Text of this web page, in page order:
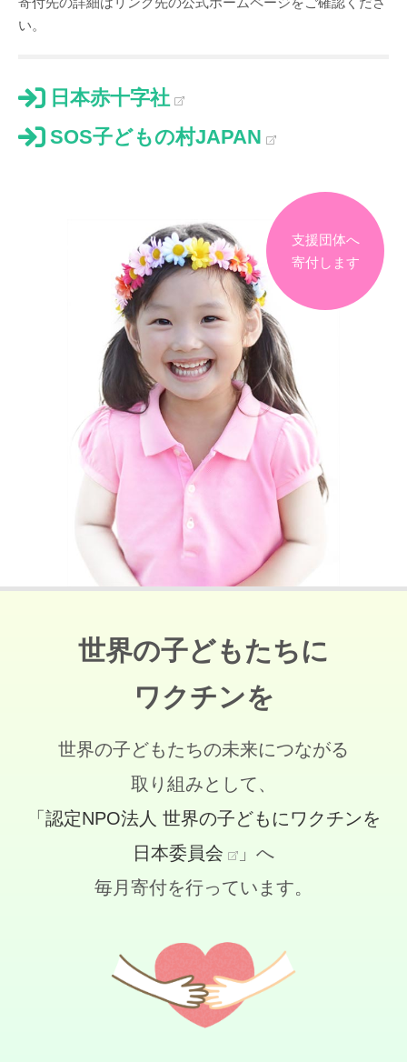
い。
日本赤十字社
SOS子どもの村JAPAN
支援団体へ
寄付します
世界の子どもたちに
ワクチンを
世界の子どもたちの未来につながる
取り組みとして、
「認定NPO法人 世界の子どもにワクチンを
日本委員会
」へ
毎月寄付を行っています。